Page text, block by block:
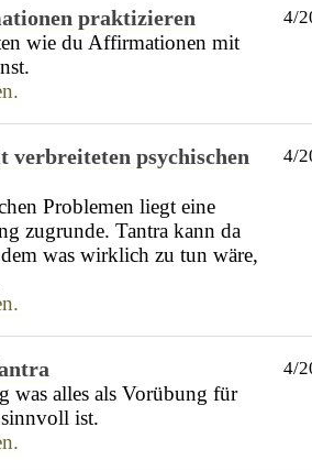
praktizieren
wie du Affirmationen mit
4/
verbreiteten psychischen
Problemen liegt eine
zugrunde. Tantra kann da
was wirklich zu tun wäre,
4/
was alles als Vorübung für
ist.
4/